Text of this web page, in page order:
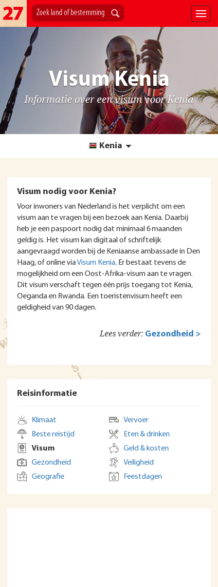
Visum Kenia
Informatie over een visum voor Kenia
Kenia
Visum nodig voor Kenia?
Voor inwoners van Nederland is het verplicht om een
visum aan te vragen bij een bezoek aan Kenia. Daarbij
heb je een paspoort nodig dat minimaal 6 maanden
geldig is. Het visum kan digitaal of schriftelijk
aangevraagd worden bij de Keniaanse ambassade in Den
Haag, of online viaVisum Kenia. Er bestaat tevens de
mogelijkheid om een Oost-Afrika-visum aan te vragen.
Dit visum verschaft tegen één prijs toegang tot Kenia,
Oeganda en Rwanda. Een toeristenvisum heeft een
geldigheid van 90 dagen.
Lees verder: Gezondheid >
Reisinformatie
Klimaat
Beste reistijd
Visum
Gezondheid
Geografie
Vervoer
Eten & drinken
Geld & kosten
Veiligheid
Feestdagen